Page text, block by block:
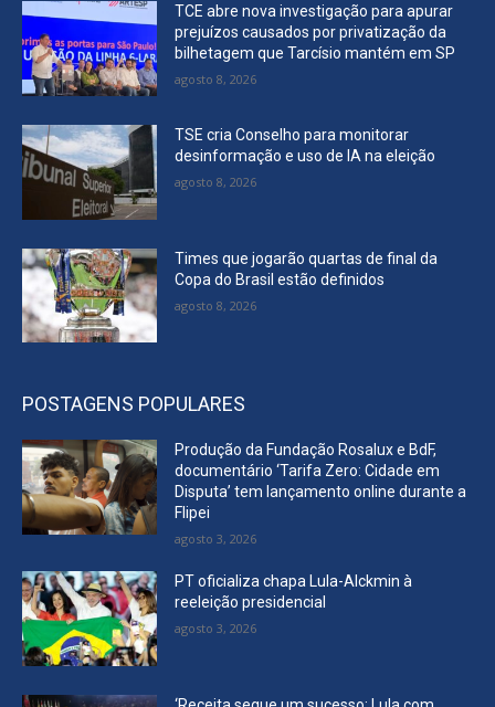
TCE abre nova investigação para apurar
prejuízos causados por privatização da
bilhetagem que Tarcísio mantém em SP
agosto 8, 2026
TSE cria Conselho para monitorar
desinformação e uso de IA na eleição
agosto 8, 2026
Times que jogarão quartas de final da
Copa do Brasil estão definidos
agosto 8, 2026
POSTAGENS POPULARES
Produção da Fundação Rosalux e BdF,
documentário ‘Tarifa Zero: Cidade em
Disputa’ tem lançamento online durante a
Flipei
agosto 3, 2026
PT oficializa chapa Lula-Alckmin à
reeleição presidencial
agosto 3, 2026